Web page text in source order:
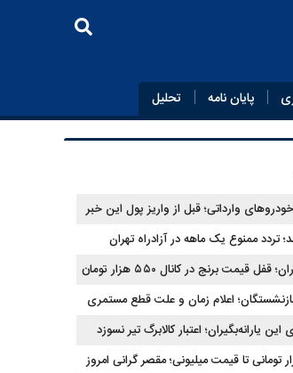
پایان‌ نامه تحلیل
وارداتی؛ قبل از واریز پول این خبر
تردد ممنوع یک ماهه در آزادراه تهران
قیمت برنج در کانال ۵۵۰ هزار تومان
اعلام زمان و علت قطع مستمری
یارانه‌بگیران؛ اعتبار کالابرگ تیر نسوزد
۴ هزار تومانی تا قیمت میلیونی؛ مقصر گرانی امروز